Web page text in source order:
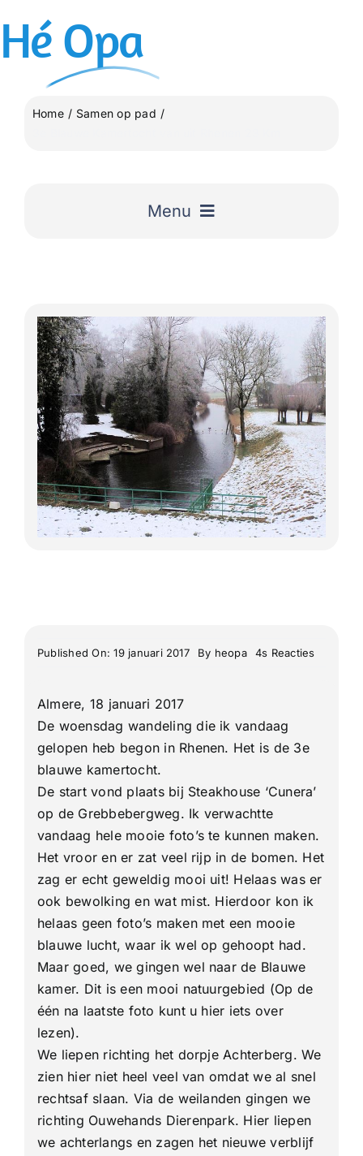
inhoud
Hé Opa
Home
Samen op pad
Menu
Uitgelicht
Lange Afstand Wandeltochten
Meerdaagse tochten
Buitenlandse Wandelingen
Recente Wandelingen
Published On: 19 januari 2017 By heopa 4s Reactieson
Almere, 18 januari 2017
De woensdag wandeling die ik vandaag
gelopen heb begon in Rhenen. Het is de 3e
blauwe kamertocht.
De start vond plaats bij Steakhouse ‘Cunera’
op de Grebbebergweg. Ik verwachtte
vandaag hele mooie foto’s te kunnen maken.
Het vroor en er zat veel rijp in de bomen. Het
zag er echt geweldig mooi uit! Helaas was er
ook bewolking en wat mist. Hierdoor kon ik
helaas geen foto’s maken met een mooie
blauwe lucht, waar ik wel op gehoopt had.
Maar goed, we gingen wel naar de Blauwe
kamer. Dit is een mooi natuurgebied (Op de
één na laatste foto kunt u hier iets over
lezen).
We liepen richting het dorpje Achterberg. We
zien hier niet heel veel van omdat we al snel
rechtsaf slaan. Via de weilanden gingen we
richting Ouwehands Dierenpark. Hier liepen
we achterlangs en zagen het nieuwe verblijf